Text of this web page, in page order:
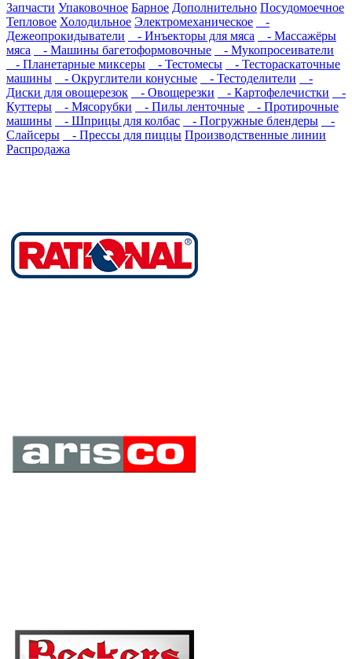
Запчасти Упаковочное Барное Дополнительно Посудомоечное
Тепловое Холодильное Электромеханическое
-
Дежеопрокидыватели
- Инъекторы для мяса
- Массажёры
мяса
- Машины багетоформовочные
- Мукопросеиватели
- Планетарные миксеры
- Тестомесы
- Тестораскаточные
машины
- Округлители конусные - Тестоделители
-
Диски для овощерезок
- Овощерезки - Картофелечистки
-
Куттеры
- Мясорубки - Пилы ленточные
- Протирочные
машины
- Шприцы для колбас - Погружные блендеры
-
Слайсеры
- Прессы для пиццы Производственные линии
Распродажа